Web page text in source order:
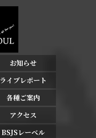
お知らせ
ライブレポート
各種ご案内
アクセス
BSJSレーベル